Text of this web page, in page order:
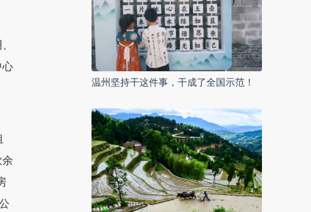
心
温州坚持干这件事，干成了全国示范！